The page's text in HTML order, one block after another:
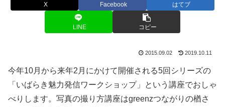
X Facebook はてブ
LINE コピー
2015.09.02 2019.10.11
今年10月から来年2月にかけて開催される5回シリーズの
「いばらき魅力発信ワークショップ」という講座でおしゃ
べりします。写真の撮り方講座はgreenzつながりの楢さ